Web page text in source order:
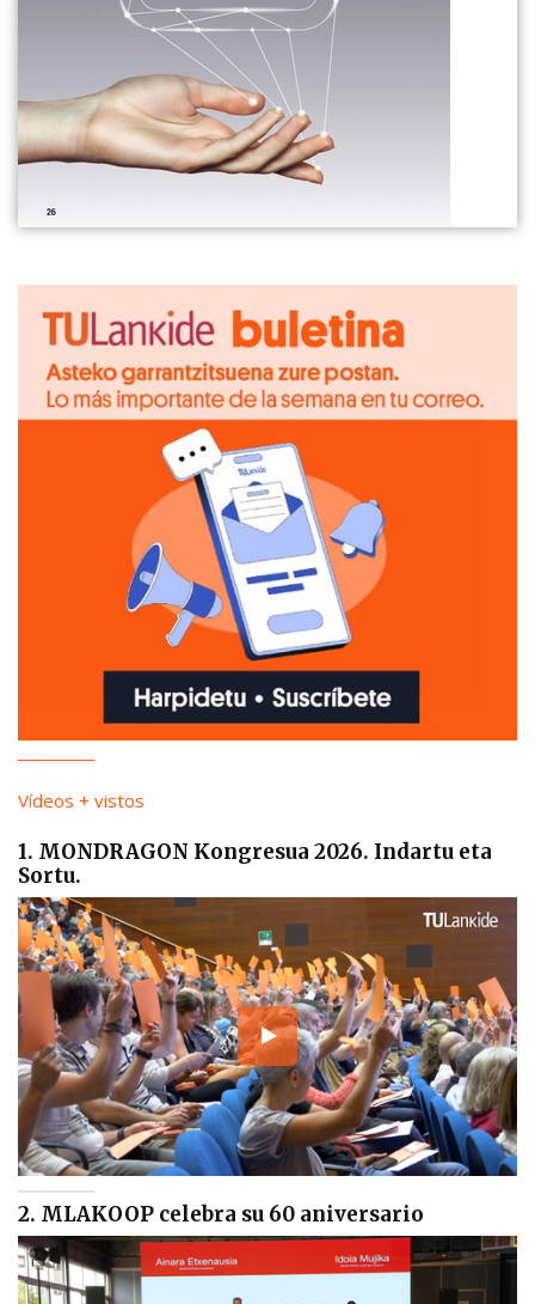
Vídeos + vistos
1. MONDRAGON Kongresua 2026. Indartu eta
Sortu.
2. MLAKOOP celebra su 60 aniversario